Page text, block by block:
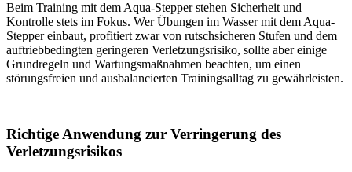
Beim Training mit dem Aqua-Stepper stehen Sicherheit und
Kontrolle stets im Fokus. Wer Übungen im Wasser mit dem Aqua-
Stepper einbaut, profitiert zwar von rutschsicheren Stufen und dem
auftriebbedingten geringeren Verletzungsrisiko, sollte aber einige
Grundregeln und Wartungsmaßnahmen beachten, um einen
störungsfreien und ausbalancierten Trainingsalltag zu gewährleisten.
Richtige Anwendung zur Verringerung des
Verletzungsrisikos